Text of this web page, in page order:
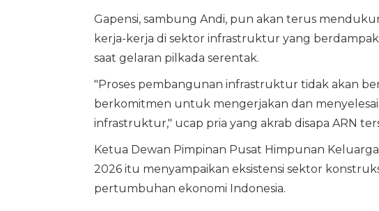
Gapensi, sambung Andi, pun akan terus
kerja-kerja di sektor infrastruktur yang
saat gelaran pilkada serentak.
"Proses pembangunan infrastruktur tidak akan
berkomitmen untuk mengerjakan dan
infrastruktur," ucap pria yang akrab disapa ARN
Ketua Dewan Pimpinan Pusat Himpunan
2026 itu menyampaikan eksistensi sektor
pertumbuhan ekonomi Indonesia.